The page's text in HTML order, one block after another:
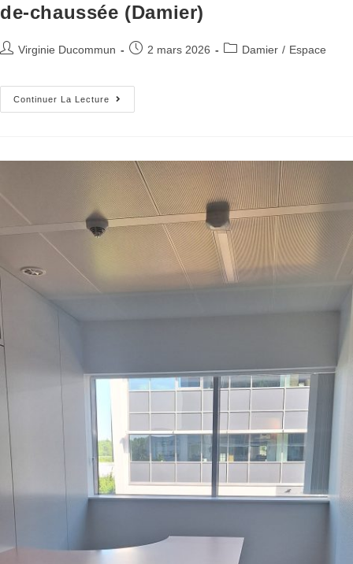
de-chaussée (Damier)
Virginie Ducommun 2 mars 2026 Damier / Espace
Continuer La Lecture